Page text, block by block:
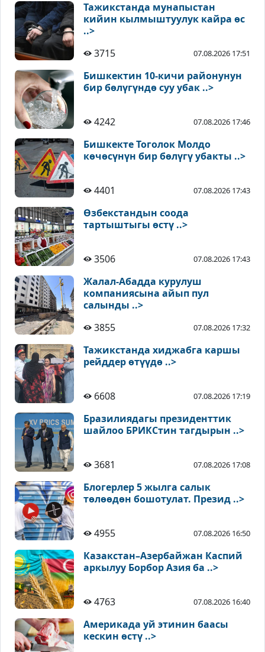
Тажикстанда мунапыстан
кийин кылмыштуулук кайра өс
..>
3715
07.08.2026 17:51
Бишкектин 10-кичи районунун
бир бөлүгүндө суу убак ..>
4242 07.08.2026 17:46
Бишкекте Тоголок Молдо
көчөсүнүн бир бөлүгү убакты ..>
4401 07.08.2026 17:43
Өзбекстандын соода
тартыштыгы өстү ..>
3506 07.08.2026 17:43
Жалал-Абадда курулуш
компаниясына айып пул
салынды ..>
3855
07.08.2026 17:32
Тажикстанда хиджабга каршы
рейддер өтүүдө ..>
6608 07.08.2026 17:19
Бразилиядагы президенттик
шайлоо БРИКСтин тагдырын ..>
3681 07.08.2026 17:08
Блогерлер 5 жылга салык
төлөөдөн бошотулат. Презид ..>
4955 07.08.2026 16:50
Казакстан–Азербайжан Каспий
аркылуу Борбор Азия ба ..>
4763 07.08.2026 16:40
Америкада уй этинин баасы
кескин өстү ..>